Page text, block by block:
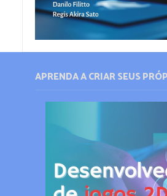
APRENDA A CRIAR SEUS